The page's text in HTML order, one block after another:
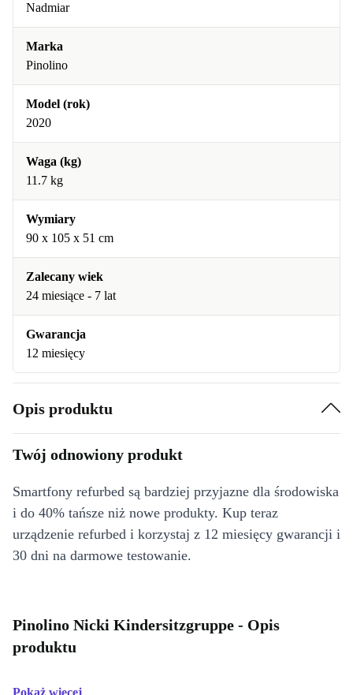
Nadmiar
Marka
Pinolino
Model (rok)
2020
Waga (kg)
11.7 kg
Wymiary
90 x 105 x 51 cm
Zalecany wiek
24 miesiące - 7 lat
Gwarancja
12 miesięcy
Opis produktu
Twój odnowiony produkt
Smartfony refurbed są bardziej przyjazne dla środowiska
i do 40% tańsze niż nowe produkty. Kup teraz
urządzenie refurbed i korzystaj z 12 miesięcy gwarancji i
30 dni na darmowe testowanie.
Pinolino Nicki Kindersitzgruppe - Opis
produktu